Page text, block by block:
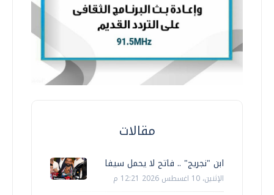
مقالات
ابن "نجريج" .. فاتح لا يحمل سيفا
الإثنين، 10 اغسطس 2026 12:21 م